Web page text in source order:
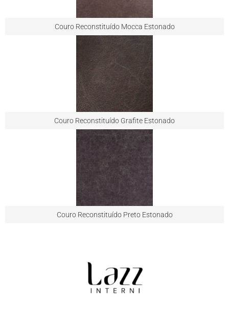
Couro Reconstituído Mocca Estonado
Couro Reconstituído Grafite Estonado
Couro Reconstituído Preto Estonado